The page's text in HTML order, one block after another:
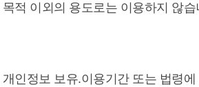
적 이외의 용도로는 이용하지 않습
인정보 보유.이용기간 또는 법령